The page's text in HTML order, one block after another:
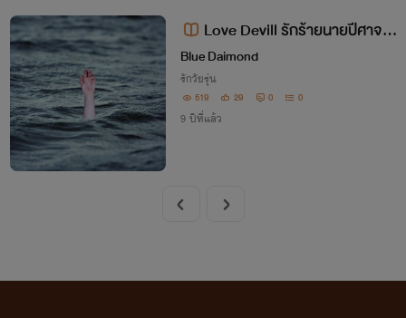
Love Devill รักร้ายนายปีศาจ 1
8+
Blue Daimond
รักวัยรุ่น
519 29 0 0
9 ปีที่แล้ว